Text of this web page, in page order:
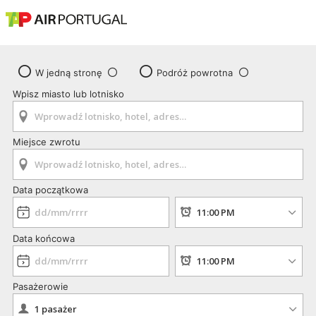
W jedną stronę
Podróż powrotna
Wpisz miasto lub lotnisko
Miejsce zwrotu
Data początkowa
Data końcowa
Pasażerowie